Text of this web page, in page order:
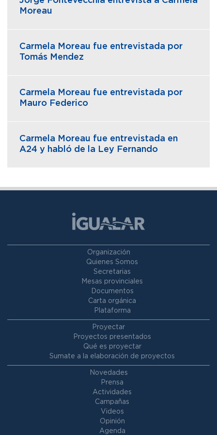
Moreau
Carmela Moreau fue entrevistada por
Tomás Mendez
Carmela Moreau fue entrevistada por
Mauro Federico
Carmela Moreau fue entrevistada en
A24 y habló de la Ley Fernando
Organización
Quienes Somos
Secretarias
Mesas provinciales
Documentos
Carta orgánica
Plataforma
Proyectar
Proyectos presentados
Qué es proyectar
Sumate a la elaboración de proyectos
Novedades
Prensa
Actividades
Campañas
Videos
Opinión
Agenda